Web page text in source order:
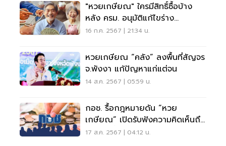
"หวยเกษียณ" ใครมีสิทธิ์ซื้อบ้าง
หลัง ครม. อนุมัติแก้ไขร่าง
พ.ร.บ.กอช.
16 ก.ค. 2567 | 21:34 น.
หวยเกษียณ “คลัง” ลงพื้นที่สัญจร
จ.พังงา แก้ปัญหาแก่แต่จน
14 ส.ค. 2567 | 05:59 น.
กอช. รื้อกฎหมายดัน “หวย
เกษียณ” เปิดรับฟังความคิดเห็นถึง
30 ส.ค.นี้
17 ส.ค. 2567 | 04:12 น.